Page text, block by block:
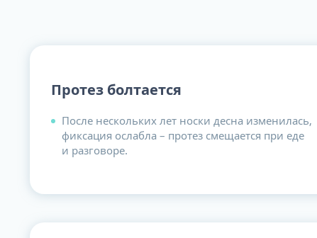
Протез болтается
После нескольких лет носки десна изменилась,
фиксация ослабла – протез смещается при еде
и разговоре.